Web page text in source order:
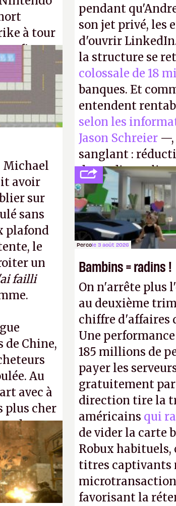
à tour
confiture
Michael
avoir
sur
sans
plafond
le
un
failli
Chine,
Au
avec à
plus cher
aux
aussi
pendant
son jet privé, les
d'ouvrir
la structure se
colossale de 18
banques. Et
entendent
selon les
Jason Schreier —,
sanglant :
de studios et
FCet Battlefield,
Percole 3 août 2026
Bambins = radins !
On n'arrête plus
au deuxième
chiffre d'affaires
Une
185 millions de
payer les
gratuitement par
direction tire la
américains qui
de vider la carte
Robux habituels,
titres captivants
favorisant la